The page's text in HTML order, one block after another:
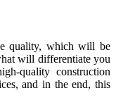
quality, which will be
will differentiate you
quality construction
and in the end, this